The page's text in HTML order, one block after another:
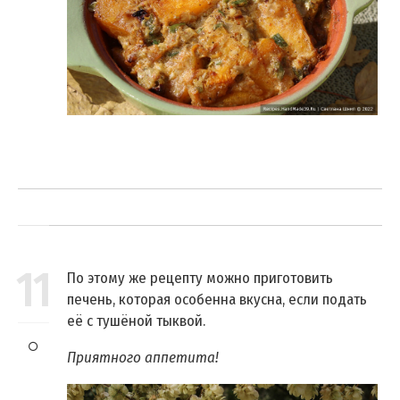
11
По этому же рецепту можно приготовить
печень, которая особенна вкусна, если подать
её с тушёной тыквой.
Приятного аппетита!